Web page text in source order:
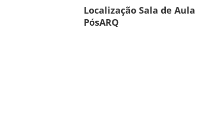
Localização Sala de Aula
PósARQ